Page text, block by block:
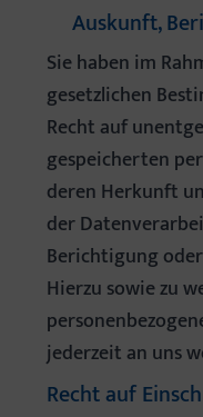
Auskunft,
Sie haben im
gesetzlichen
Recht auf
gespeicherten
deren Herkunft
der
Berichtigung
Hierzu sowie zu
jederzeit an uns
Recht auf